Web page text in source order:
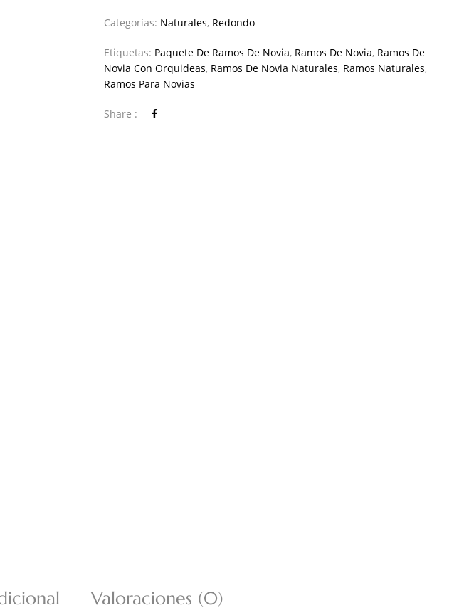
Categorías: Naturales, Redondo
Etiquetas: Paquete De Ramos De Novia, Ramos De Novia, Ramos De
Novia Con Orquideas, Ramos De Novia Naturales, Ramos Naturales,
Ramos Para Novias
Share :
Valoraciones (0)